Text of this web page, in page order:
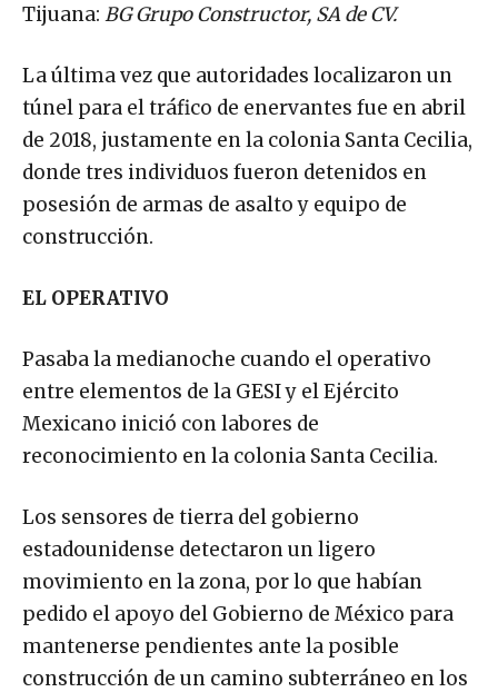
Tijuana: BG Grupo Constructor, SA de CV.
La última vez que autoridades localizaron un
túnel para el tráfico de enervantes fue en abril
de 2018, justamente en la colonia Santa Cecilia,
donde tres individuos fueron detenidos en
posesión de armas de asalto y equipo de
construcción.
EL OPERATIVO
Pasaba la medianoche cuando el operativo
entre elementos de la GESI y el Ejército
Mexicano inició con labores de
reconocimiento en la colonia Santa Cecilia.
Los sensores de tierra del gobierno
estadounidense detectaron un ligero
movimiento en la zona, por lo que habían
pedido el apoyo del Gobierno de México para
mantenerse pendientes ante la posible
construcción de un camino subterráneo en los